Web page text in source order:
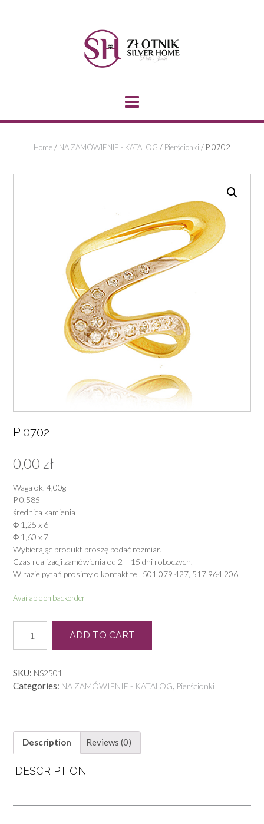
Home/ NA ZAMÓWIENIE - KATALOG / Pierścionki / P 0702
P 0702
0,00 zł
Waga ok. 4,00g
P 0,585
średnica kamienia
Φ 1,25 x 6
Φ 1,60 x 7
Wybierając produkt proszę podać rozmiar.
Czas realizacji zamówienia od 2 – 15 dni roboczych.
W razie pytań prosimy o kontakt tel. 501 079 427, 517 964 206.
Available on backorder
0702
quantity
ADD TO CART
SKU: NS2501
Categories: NA ZAMÓWIENIE - KATALOG, Pierścionki
Description Reviews (0)
DESCRIPTION